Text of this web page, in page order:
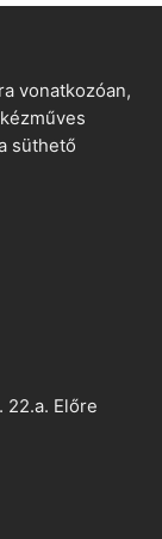
vonatkozóan,
süthető
22.a. Előre